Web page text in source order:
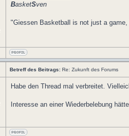
BasketSven
"Giessen Basketball is not just a game,
Betreff des Beitrags: Re: Zukunft des Forums
Habe den Thread mal verbreitet.
Interesse an einer Wiederbelebung